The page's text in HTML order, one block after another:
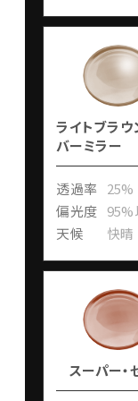
ライトブラウ
バーミラー
透過率 25%
偏光度 95%
天候
快晴
スーパー・